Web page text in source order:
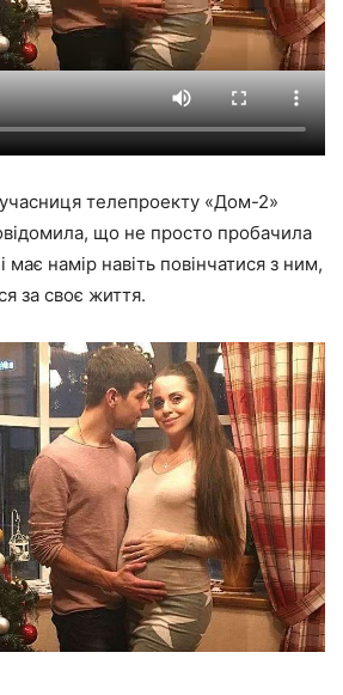
телепроекту «Дом-2»
що не просто пробачила
має намір навіть повінчатися з ним,
за своє життя.